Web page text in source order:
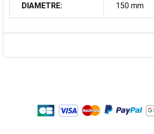
DIAMETRE: 150 mm